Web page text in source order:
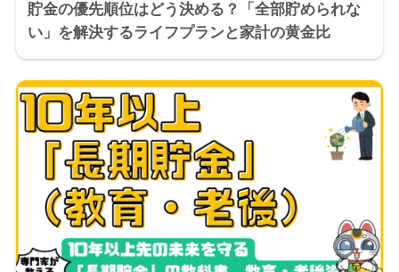
貯金の優先順位はどう決める？「全部貯められな
い」を解決するライフプランと家計の黄金比